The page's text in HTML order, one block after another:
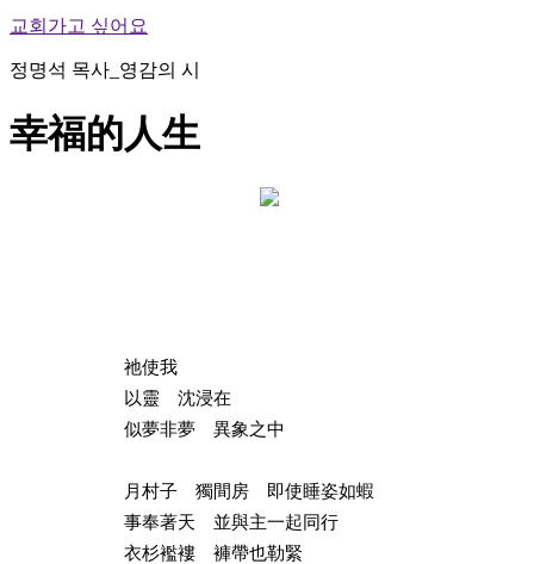
교회가고 싶어요
정명석 목사_영감의 시
幸福的人生
祂使我
以靈 沈浸在
似夢非夢 異象之中
月村子 獨間房 即使睡姿如蝦
事奉著天 並與主一起同行
衣杉襤褸 褲帶也勒緊